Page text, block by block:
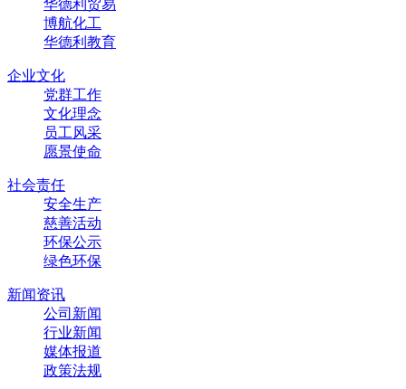
华德利贸易
博航化工
华德利教育
企业文化
党群工作
文化理念
员工风采
愿景使命
社会责任
安全生产
慈善活动
环保公示
绿色环保
新闻资讯
公司新闻
行业新闻
媒体报道
政策法规